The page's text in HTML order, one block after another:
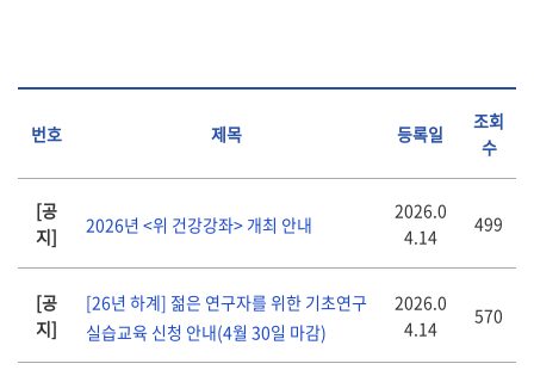
번호 제목 등록일
조회
수
[공
지]
2026년 <위 건강강좌> 개최 안내
2026.0
4.14
499
[공
지]
[26년 하계] 젊은 연구자를 위한 기초연구
실습교육 신청 안내(4월 30일 마감)
2026.0
4.14
570